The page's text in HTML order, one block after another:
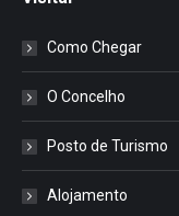
Como Chegar
O Concelho
Posto de Turismo
Alojamento